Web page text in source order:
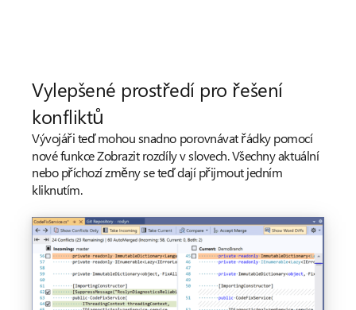
Vylepšené prostředí pro řešení
konfliktů
Vývojáři teď mohou snadno porovnávat řádky pomocí
nové funkce Zobrazit rozdíly v slovech. Všechny aktuální
nebo příchozí změny se teď dají přijmout jedním
kliknutím.